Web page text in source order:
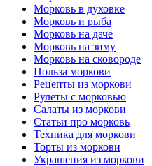
Морковь в духовке
Морковь и рыба
Морковь на даче
Морковь на зиму
Морковь на сковороде
Польза моркови
Рецепты из моркови
Рулеты с морковью
Салаты из моркови
Статьи про морковь
Техника для моркови
Торты из моркови
Украшения из моркови